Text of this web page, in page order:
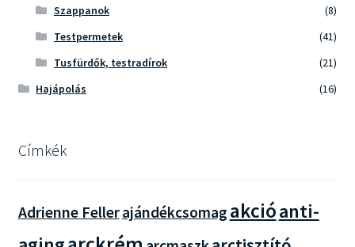
Szappanok
(8)
Testpermetek
(41)
Tusfürdők, testradírok
(21)
Hajápolás
(16)
Címkék
Adrienne Fellerajándékcsomag akcióanti-